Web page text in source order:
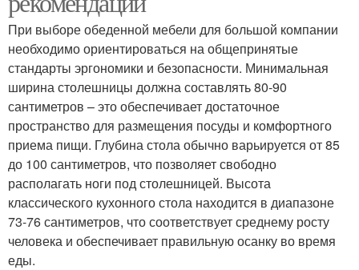
При выборе обеденной мебели для большой компании
необходимо ориентироваться на общепринятые
стандарты эргономики и безопасности. Минимальная
ширина столешницы должна составлять 80-90
сантиметров – это обеспечивает достаточное
пространство для размещения посуды и комфортного
приема пищи. Глубина стола обычно варьируется от 85
до 100 сантиметров, что позволяет свободно
располагать ноги под столешницей. Высота
классического кухонного стола находится в диапазоне
73-76 сантиметров, что соответствует среднему росту
человека и обеспечивает правильную осанку во время
еды.